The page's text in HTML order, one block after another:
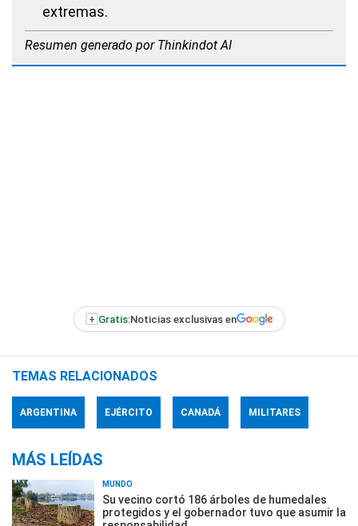
extremas.
Resumen generado por Thinkindot AI
+ Gratis:Noticias exclusivas en
TEMAS RELACIONADOS
ARGENTINA EJÉRCITO CANADÁ MILITARES
MÁS LEÍDAS
MUNDO
Su vecino cortó 186 árboles de humedales
protegidos y el gobernador tuvo que asumir la